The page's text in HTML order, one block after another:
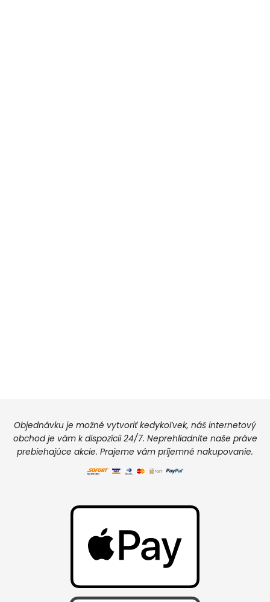
Objednávku je možné vytvoriť kedykoľvek, náš internetový
obchod je vám k dispozícii 24/7. Neprehliadnite naše práve
prebiehajúce akcie. Prajeme vám príjemné nakupovanie.